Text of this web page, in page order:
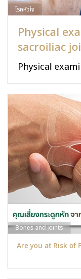
โรคหัวใจ
Physical
sacroiliac
Physical
Bones and joints
Are you at Risk of